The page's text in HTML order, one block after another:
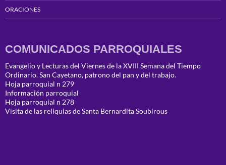
ORACIONES
COMUNICADOS PARROQUIALES
Evangelio y Lecturas del Viernes de la XVIII Semana del Tiempo
Ordinario. San Cayetano, patrono del pan y del trabajo.
Hoja parroquial n 279
Información parroquial
Hoja parroquial n 278
Visita de las reliquias de Santa Bernardita Soubirous